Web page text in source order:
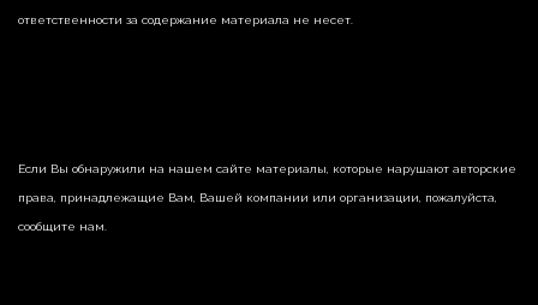
ответственности за содержание материала не несет.
Если Вы обнаружили на нашем сайте материалы, которые нарушают авторские
права, принадлежащие Вам, Вашей компании или организации, пожалуйста,
сообщите нам.